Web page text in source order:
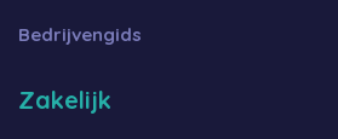
Bedrijvengids
Zakelijk